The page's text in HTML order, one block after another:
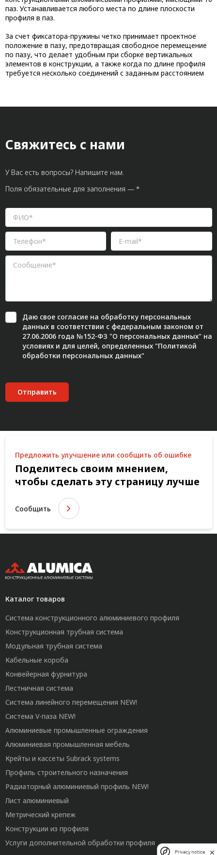
паз. Устанавливается любого места по длине плоскости
профиля в паз.
За счет фиксатора-пружины четко принимает проектное
положение в пазу, предотвращая свободное перемещение
по пазу, что делает удобным при сборке вертикальных
элементов в конструкции, а также когда по длине профиля
требуется несколько соединений с заданным расстоянием
Свяжитесь с нами
У Вас есть вопросы? Напишите нам.
Поля обязательные для заполнения — *
Даю свое согласиена обработку персональных
данных в соответствии с федеральным законом от
27.06.2006 года №152-ФЗ "О персональных данных" на
условиях и для целей, определенных "Политикой
обработки персональных данных"
Отправить
Предложить улучшение или сообщить об ошибке
Поделитесь своим мнением,
чтобы сделать эту страницу лучше
Сообщить
Каталог товаров
Система конструкционного алюминиевого профиля
Конструкционная трубная система
Модульная трубная система
Кабельные короба
Конвейерная фурнитура
Лестничная система
Система линейного перемещения NEW!
Система V-паза NEW!
Алюминиевые промышленные ограждения
Алюминиевая промышленная мебель
Крейты и кассеты Subrack systems
Профиль строительного назначения
Радиаторный алюминиевый профиль NEW!
Лист алюминиевый
Метрический крепеж
Конструкции из профиля
Услуги дополнительной обработки профиля
Privacy notice